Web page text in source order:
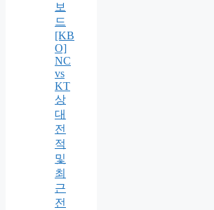
보
드
[KB
O]
NC
vs
KT
상
대
전
적
및
최
근
전